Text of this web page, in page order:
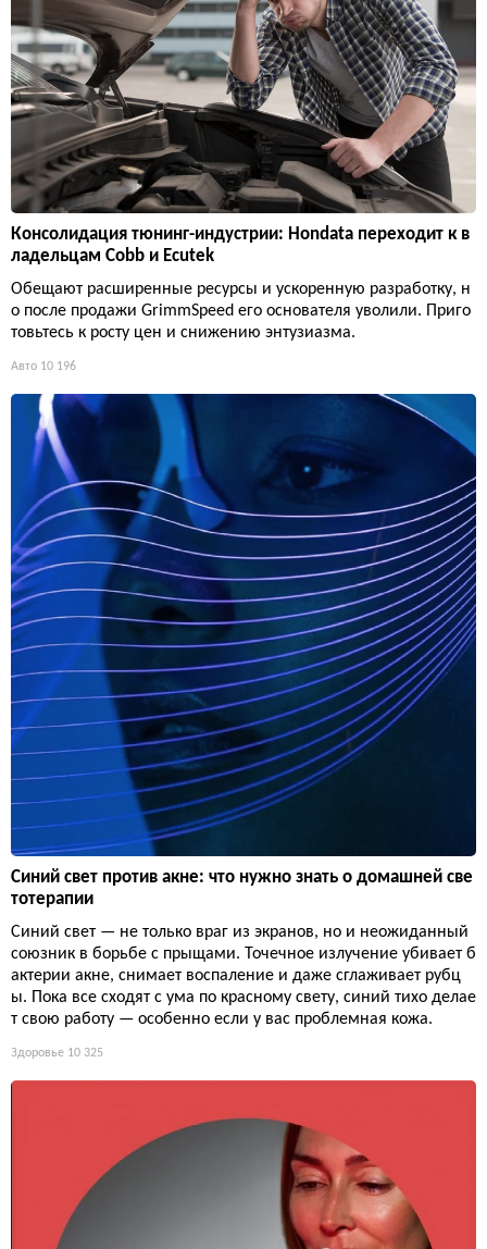
Консолидация тюнинг-индустрии: Hondata переходит к в
ладельцам Cobb и Ecutek
Обещают расширенные ресурсы и ускоренную разработку, н
о после продажи GrimmSpeed его основателя уволили. Приго
товьтесь к росту цен и снижению энтузиазма.
Авто 10 196
Синий свет против акне: что нужно знать о домашней све
тотерапии
Синий свет — не только враг из экранов, но и неожиданный
союзник в борьбе с прыщами. Точечное излучение убивает б
актерии акне, снимает воспаление и даже сглаживает рубц
ы. Пока все сходят с ума по красному свету, синий тихо делае
т свою работу — особенно если у вас проблемная кожа.
Здоровье 10 325